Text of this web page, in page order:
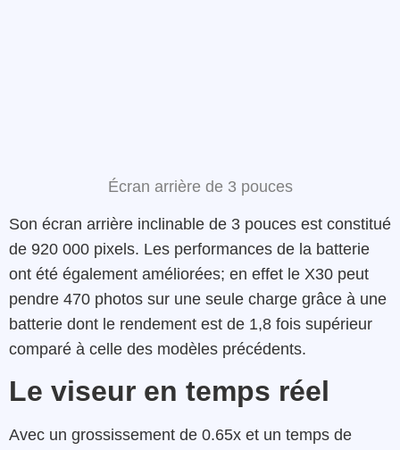
Écran arrière de 3 pouces
Son écran arrière inclinable de 3 pouces est constitué
de 920 000 pixels. Les performances de la batterie
ont été également améliorées; en effet le X30 peut
pendre 470 photos sur une seule charge grâce à une
batterie dont le rendement est de 1,8 fois supérieur
comparé à celle des modèles précédents.
Le viseur en temps réel
Avec un grossissement de 0.65x et un temps de